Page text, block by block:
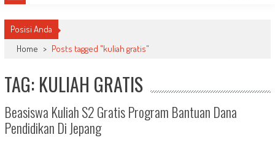
Posisi Anda
Home > Posts tagged "kuliah gratis"
TAG: KULIAH GRATIS
Beasiswa Kuliah S2 Gratis Program Bantuan Dana
Pendidikan Di Jepang